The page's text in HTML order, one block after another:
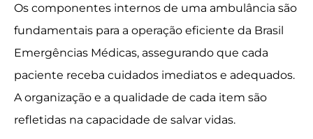
Os componentes internos de uma ambulância são
fundamentais para a operação eficiente da Brasil
Emergências Médicas, assegurando que cada
paciente receba cuidados imediatos e adequados.
A organização e a qualidade de cada item são
refletidas na capacidade de salvar vidas.